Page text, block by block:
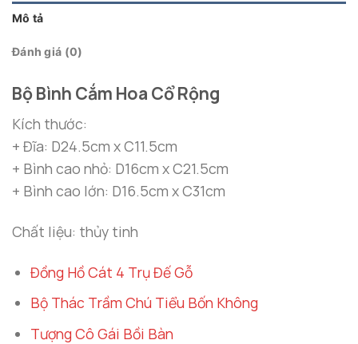
Mô tả
Đánh giá (0)
Bộ Bình Cắm Hoa Cổ Rộng
Kích thước:
+ Đĩa: D24.5cm x C11.5cm
+ Bình cao nhỏ: D16cm x C21.5cm
+ Bình cao lớn: D16.5cm x C31cm
Chất liệu: thủy tinh
Đồng Hồ Cát 4 Trụ Đế Gỗ
Bộ Thác Trầm Chú Tiểu Bốn Không
Tượng Cô Gái Bồi Bàn